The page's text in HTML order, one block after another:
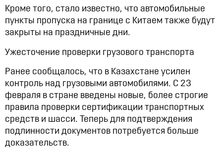
Кроме того, стало известно, что автомобильные
пункты пропуска на границе с Китаем также будут
закрыты на праздничные дни.
Ужесточение проверки грузового транспорта
Ранее сообщалось, что в Казахстане усилен
контроль над грузовыми автомобилями. С 23
февраля в стране введены новые, более строгие
правила проверки сертификации транспортных
средств и шасси. Теперь для подтверждения
подлинности документов потребуется больше
доказательств.